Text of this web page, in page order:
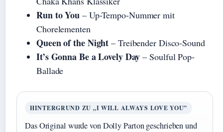
Run to You – Up-Tempo-Nummer mit
Chorelementen
Queen of the Night – Treibender Disco-Sound
It’s Gonna Be a Lovely Day – Soulful Pop-
Ballade
HINTERGRUND ZU „I WILL ALWAYS LOVE YOU”
Das Original wurde von Dolly Parton geschrieben und